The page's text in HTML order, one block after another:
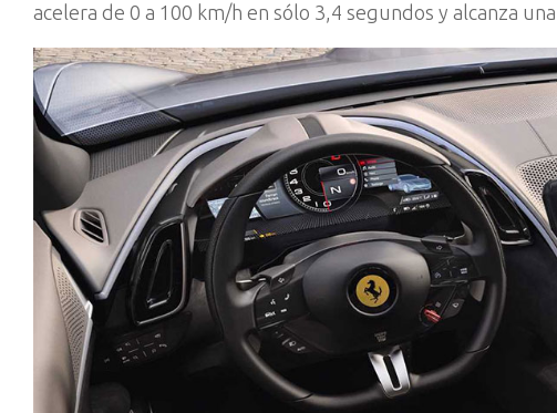
acelera de 0 a 100 km/h en sólo 3,4 segundos y alcanza